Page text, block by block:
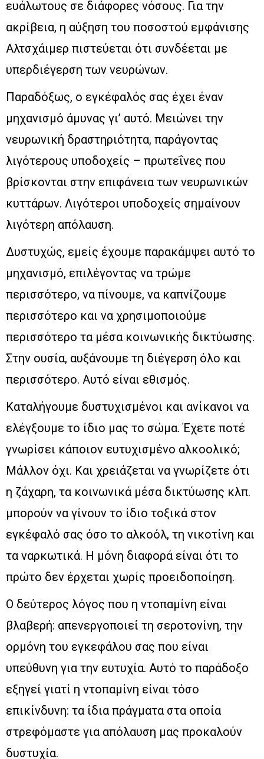
ευάλωτους σε διάφορες νόσους. Για την
ακρίβεια, η αύξηση του ποσοστού εμφάνισης
Αλτσχάιμερ πιστεύεται ότι συνδέεται με
υπερδιέγερση των νευρώνων.
Παραδόξως, ο εγκέφαλός σας έχει έναν
μηχανισμό άμυνας γι’ αυτό. Μειώνει την
νευρωνική δραστηριότητα, παράγοντας
λιγότερους υποδοχείς – πρωτεΐνες που
βρίσκονται στην επιφάνεια των νευρωνικών
κυττάρων. Λιγότεροι υποδοχείς σημαίνουν
λιγότερη απόλαυση.
Δυστυχώς, εμείς έχουμε παρακάμψει αυτό το
μηχανισμό, επιλέγοντας να τρώμε
περισσότερο, να πίνουμε, να καπνίζουμε
περισσότερο και να χρησιμοποιούμε
περισσότερο τα μέσα κοινωνικής δικτύωσης.
Στην ουσία, αυξάνουμε τη διέγερση όλο και
περισσότερο. Αυτό είναι εθισμός.
Καταλήγουμε δυστυχισμένοι και ανίκανοι να
ελέγξουμε το ίδιο μας το σώμα. Έχετε ποτέ
γνωρίσει κάποιον ευτυχισμένο αλκοολικό;
Μάλλον όχι. Και χρειάζεται να γνωρίζετε ότι
η ζάχαρη, τα κοινωνικά μέσα δικτύωσης κλπ.
μπορούν να γίνουν το ίδιο τοξικά στον
εγκέφαλό σας όσο το αλκοόλ, τη νικοτίνη και
τα ναρκωτικά. Η μόνη διαφορά είναι ότι το
πρώτο δεν έρχεται χωρίς προειδοποίηση.
Ο δεύτερος λόγος που η ντοπαμίνη είναι
βλαβερή: απενεργοποιεί τη σεροτονίνη, την
ορμόνη του εγκεφάλου σας που είναι
υπεύθυνη για την ευτυχία. Αυτό το παράδοξο
εξηγεί γιατί η ντοπαμίνη είναι τόσο
επικίνδυνη: τα ίδια πράγματα στα οποία
στρεφόμαστε για απόλαυση μας προκαλούν
δυστυχία.